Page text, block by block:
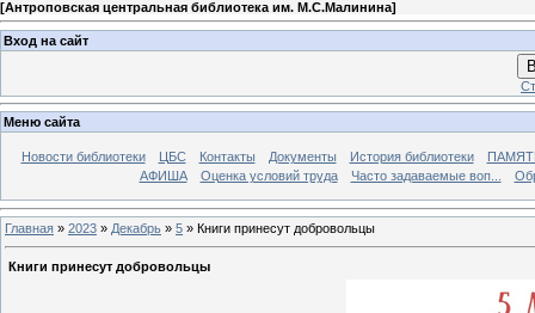
[Антроповская центральная библиотека им. М.С.Малинина]
Вход на сайт
Меню сайта
Новости библиотеки ЦБС Контакты Документы История библиотеки
АФИША
Оценка условий труда Часто задаваемые воп...
Главная » 2023 » Декабрь » 5 » Книги принесут добровольцы
Книги принесут добровольцы